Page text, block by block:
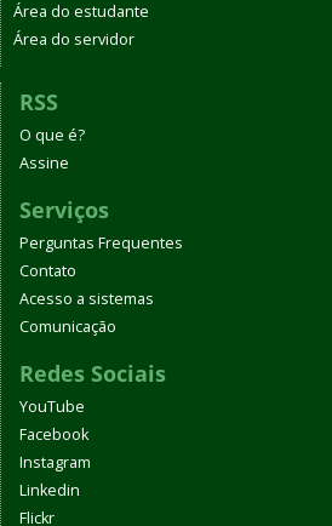
Área do estudante
Área do servidor
RSS
O que é?
Assine
Serviços
Perguntas Frequentes
Contato
Acesso a sistemas
Comunicação
Redes Sociais
YouTube
Facebook
Instagram
Linkedin
Flickr